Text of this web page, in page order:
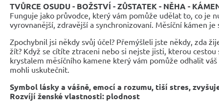
TVŮRCE OSUDU - BOŽSTVÍ - ZŮSTATEK - NĚHA -
Funguje jako průvodce, který vám pomůže udělat to, co je
vyrovnanější, zdravější a synchronizovaní. Měsíční kámen
Zpochybnil jsi někdy svůj účel? Přemýšleli jste někdy, zda
žít? Když se cítíte ztraceni nebo si nejste jisti, kterou cestou
krystalem měsíčního kamene který vám pomůže odhalit
mohli uskutečnit.
Symbol lásky a vášně, emocí a rozumu, tiší stres,
Rozvíjí ženské vlastnosti: plodnost